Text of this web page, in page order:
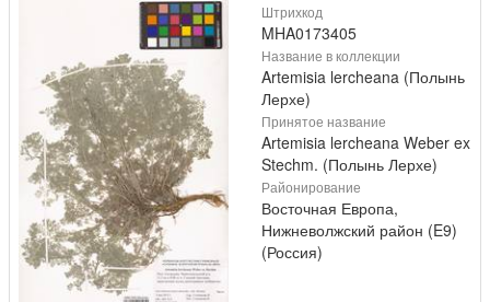
Штрихкод
MHA0173405
Название в коллекции
Artemisia lercheana (Полынь
Лерхе)
Принятое название
Artemisia lercheana Weber ex
Stechm. (Полынь Лерхе)
Районирование
Восточная Европа,
Нижневолжский район (E9)
(Россия)